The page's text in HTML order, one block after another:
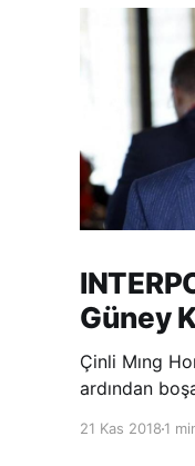
Güney
Çinli Mıng
ardından
21 Kas 2018 1